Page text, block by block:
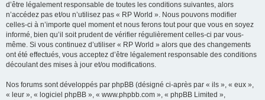
d’être légalement responsable de toutes les conditions suivantes, alors
n’accédez pas et/ou n’utilisez pas « RP World ». Nous pouvons modifier
celles-ci à n’importe quel moment et nous ferons tout pour que vous en soyez
informé, bien qu’il soit prudent de vérifier régulièrement celles-ci par vous-
même. Si vous continuez d’utiliser « RP World » alors que des changements
ont été effectués, vous acceptez d’être légalement responsable des conditions
découlant des mises à jour et/ou modifications.
Nos forums sont développés par phpBB (désigné ci-après par « ils », « eux »,
« leur », « logiciel phpBB », « www.phpbb.com », « phpBB Limited »,